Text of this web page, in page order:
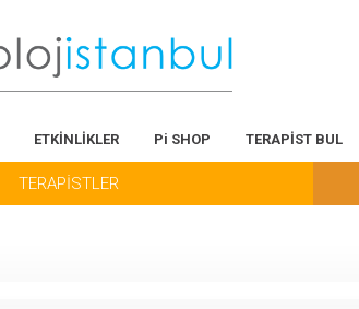
ETKİNLİKLER Pi SHOP TERAPİST BUL
TERAPİSTLER